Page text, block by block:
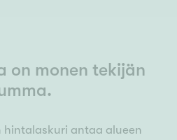
on monen tekijän
hintalaskuri antaa alueen